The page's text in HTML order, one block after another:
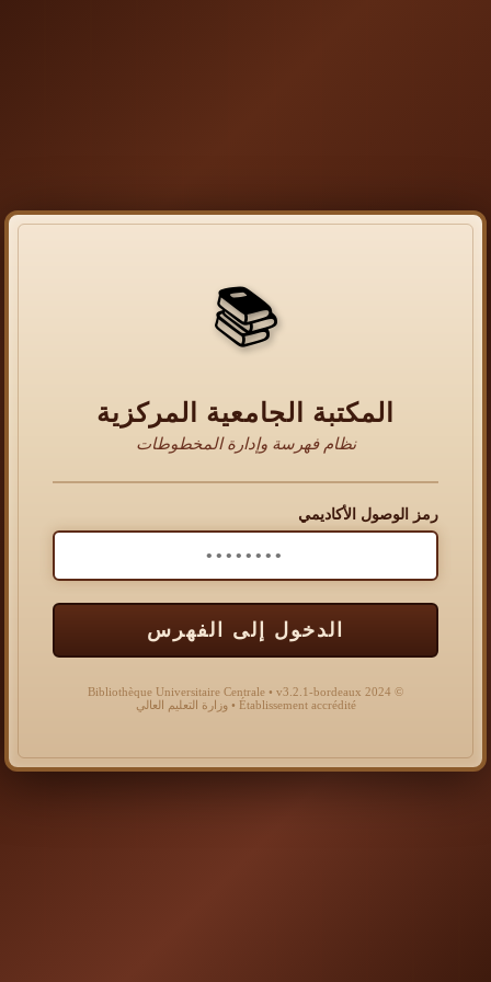
📚
المكتبة الجامعية المركزية
نظام فهرسة وإدارة المخطوطات
رمز الوصول الأكاديمي
الدخول إلى الفهرس
© 2024 Bibliothèque Universitaire Centrale • v3.2.1-bordeaux
Établissement accrédité • وزارة التعليم العالي